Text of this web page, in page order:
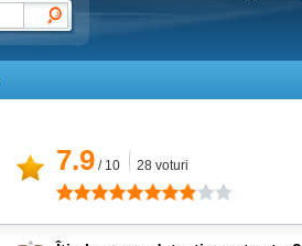
7.9 / 10 28 voturi